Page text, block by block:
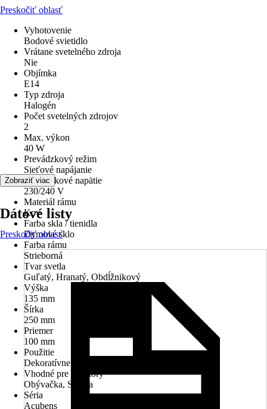
Preskočiť oblasť
Vyhotovenie
Bodové svietidlo
Vrátane svetelného zdroja
Nie
Objímka
E14
Typ zdroja
Halogén
Počet svetelných zdrojov
2
Max. výkon
40 W
Prevádzkový režim
Sieťové napájanie
Prevádzkové napätie
230/240 V
Materiál rámu
Kov
Farba skla / tienidla
Dymové sklo
Farba rámu
Strieborná
Tvar svetla
Guľatý, Hranatý, Obdĺžnikový
Výška
135 mm
Šírka
250 mm
Priemer
100 mm
Použitie
Dekoratívne osvetlenie
Vhodné pre priestory
Obývačka, Spálňa
Séria
Acubens
Zobraziť viac
Dátové listy
Preskočiť oblasť